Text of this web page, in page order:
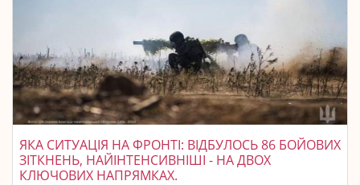
ЯКА СИТУАЦІЯ НА ФРОНТІ: ВІДБУЛОСЬ 86 БОЙОВИХ
ЗІТКНЕНЬ, НАЙІНТЕНСИВНІШІ - НА ДВОХ
КЛЮЧОВИХ НАПРЯМКАХ.